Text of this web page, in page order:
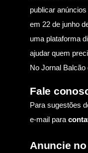
publicar
em 22 de junho
uma plataforma
ajudar quem
No Jornal Balcão
Fale
Para sugestões
e-mail para
Anuncie